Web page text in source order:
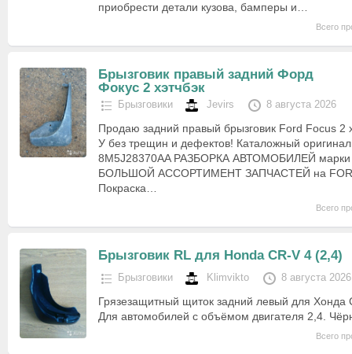
приобрести детали кузова, бамперы и…
Всего
Брызговик правый задний Форд
Фокус 2 хэтчбэк
Брызговики Jevirs 8 августа 2026
Продаю задний правый брызговик Ford Focus 2
У без трещин и дефектов! Каталожный
8M5J28370AA РАЗБОРКА АВТОМОБИЛЕЙ
БОЛЬШОЙ АССОРТИМЕНТ ЗАПЧАСТЕЙ на
Покраска…
Всего
Брызговик RL для Honda CR-V 4 (2,4)
Брызговики Klimvikto 8 августа 2026
Грязезащитный щиток задний левый для
Для автомобилей с объёмом двигателя 2,4.
Всего